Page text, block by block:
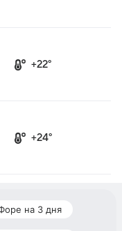
+22°
+24°
на 3 дня